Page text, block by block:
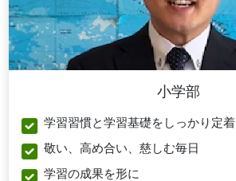
小学部
学習習慣と学習基礎をしっかり定着
敬い、高め合い、慈しむ毎日
学習の成果を形に